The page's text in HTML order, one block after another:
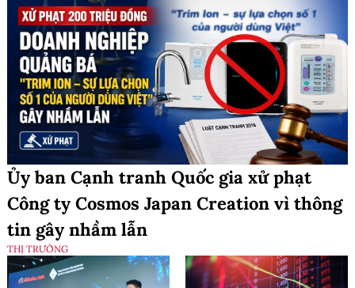
Ủy ban Cạnh tranh Quốc gia xử phạt
Công ty Cosmos Japan Creation vì thông
tin gây nhầm lẫn
THỊ TRƯỜNG